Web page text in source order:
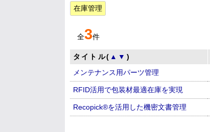
在庫管理
全3件
タイトル( ▲ ▼ )
メンテナンス用パーツ管理
RFID活用で包装材最適在庫を実現
Recopick®を活用した機密文書管理